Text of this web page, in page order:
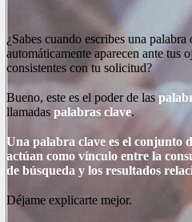
¿Sabes cuando escribes una
automáticamente aparecen ante tus
consistentes con tu solicitud?
Bueno, este es el poder de las
llamadas palabras clave.
Una palabra clave es el conjunto
actúan como vínculo entre la
de búsqueda y los resultados
Déjame explicarte mejor.